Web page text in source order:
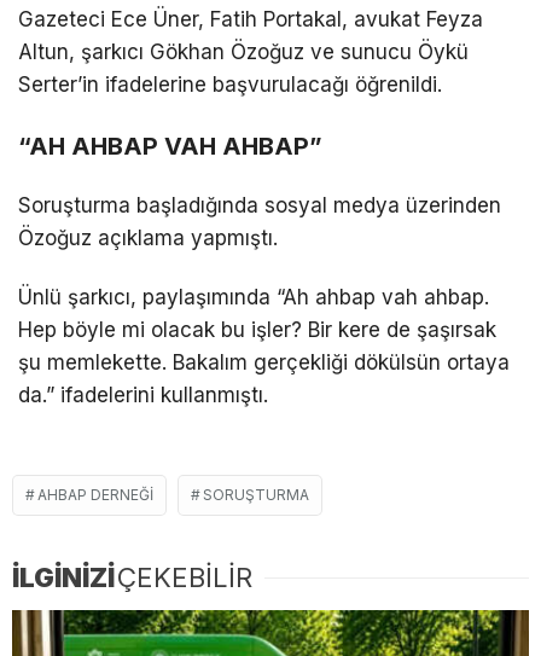
Gazeteci Ece Üner, Fatih Portakal, avukat Feyza
Altun, şarkıcı Gökhan Özoğuz ve sunucu Öykü
Serter’in ifadelerine başvurulacağı öğrenildi.
“AH AHBAP VAH AHBAP”
Soruşturma başladığında sosyal medya üzerinden
Özoğuz açıklama yapmıştı.
Ünlü şarkıcı, paylaşımında “Ah ahbap vah ahbap.
Hep böyle mi olacak bu işler? Bir kere de şaşırsak
şu memlekette. Bakalım gerçekliği dökülsün ortaya
da.” ifadelerini kullanmıştı.
AHBAP DERNEĞI SORUŞTURMA
İLGİNİZİÇEKEBİLİR